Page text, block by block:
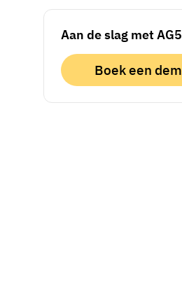
Aan de slag met AG5
Boek een